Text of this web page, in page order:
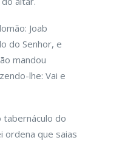
Joab
do Senhor, e
mandou
lhe: Vai e
tabernáculo do
ordena que saias